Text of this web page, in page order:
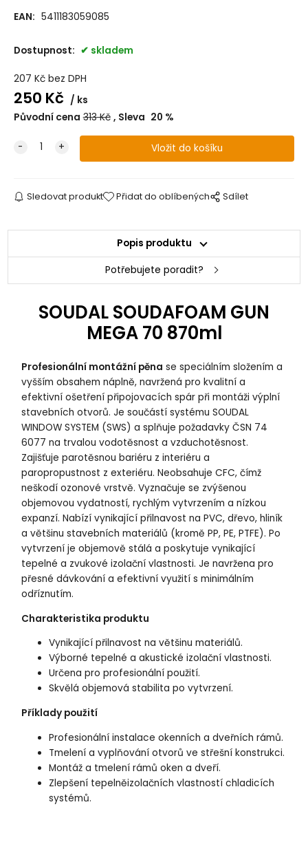
EAN: 5411183059085
Dostupnost: skladem
207 Kč bez DPH
250 Kč
ks
Původní cena 313Kč Sleva 20 %
Sledovat produkt Přidat do oblíbených Sdílet
Popis produktu
Potřebujete poradit?
SOUDAL SOUDAFOAM GUN
MEGA 70 870ml
Profesionální montážní pěna se speciálním složením a
vyšším obsahem náplně, navržená pro kvalitní a
efektivní ošetření připojovacích spár při montáži výplní
stavebních otvorů. Je součástí systému SOUDAL
WINDOW SYSTEM (SWS) a splňuje požadavky ČSN 74
6077 na trvalou vodotěsnost a vzduchotěsnost.
Zajišťuje parotěsnou bariéru z interiéru a
paropropustnost z exteriéru. Neobsahuje CFC, čímž
neškodí ozonové vrstvě. Vyznačuje se zvýšenou
objemovou vydatností, rychlým vytvrzením a nízkou
expanzí. Nabízí vynikající přilnavost na PVC, dřevo, hliník
a většinu stavebních materiálů (kromě PP, PE, PTFE). Po
vytvrzení je objemově stálá a poskytuje vynikající
tepelné a zvukové izolační vlastnosti. Je navržena pro
přesné dávkování a efektivní využití s ​​minimálním
odříznutím.
Charakteristika produktu
Vynikající přilnavost na většinu materiálů.
Výborné tepelné a akustické izolační vlastnosti.
Určena pro profesionální použití.
Skvělá objemová stabilita po vytvrzení.
Příklady použití
Profesionální instalace okenních a dveřních rámů.
Tmelení a vyplňování otvorů ve střešní konstrukci.
Montáž a tmelení rámů oken a dveří.
Zlepšení tepelněizolačních vlastností chladicích
systémů.